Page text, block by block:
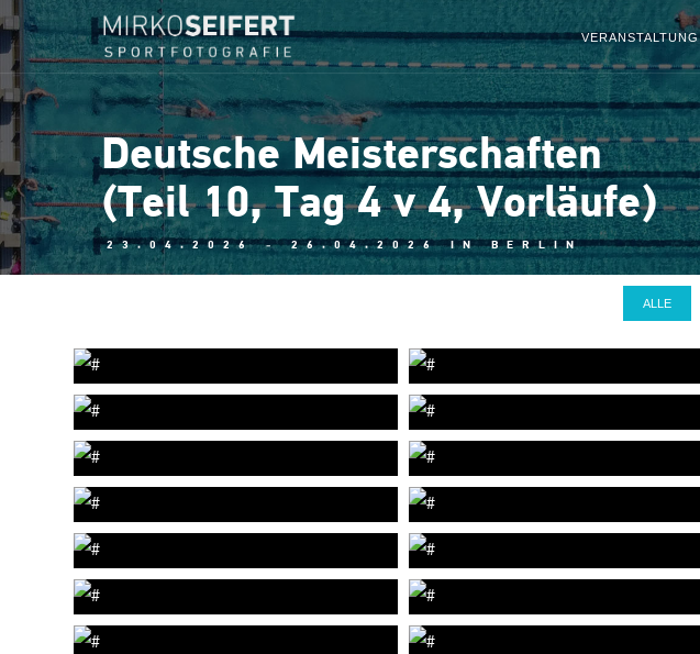
VERANSTALTUNG
Deutsche Meisterschaften
(Teil 10, Tag 4 v 4, Vorläufe)
23.04.2026 - 26.04.2026 IN BERLIN
ALLE